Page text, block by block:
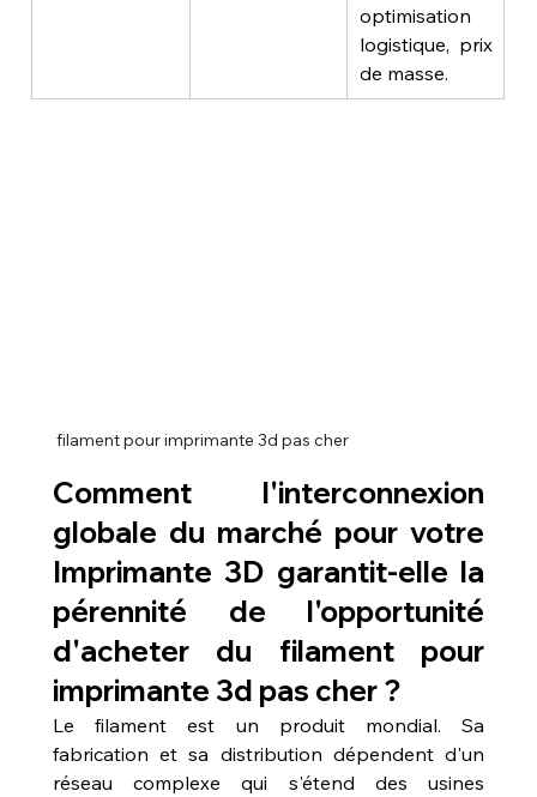
optimisation
logistique, prix
de masse.
filament pour imprimante 3d pas cher
Comment l'interconnexion
globale du marché pour votre
Imprimante 3D garantit-elle la
pérennité de l'opportunité
d'acheter du filament pour
imprimante 3d pas cher ?
Le filament est un produit mondial. Sa
fabrication et sa distribution dépendent d'un
réseau complexe qui s'étend des usines